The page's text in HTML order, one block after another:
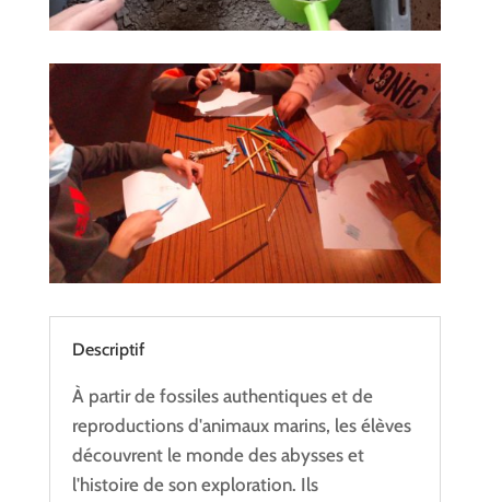
Descriptif
À partir de fossiles authentiques et de
reproductions d'animaux marins, les élèves
découvrent le monde des abysses et
l'histoire de son exploration. Ils